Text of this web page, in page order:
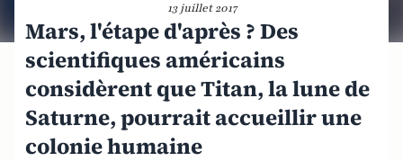
13 juillet 2017
Mars, l'étape d'après ? Des
scientifiques américains
considèrent que Titan, la lune de
Saturne, pourrait accueillir une
colonie humaine